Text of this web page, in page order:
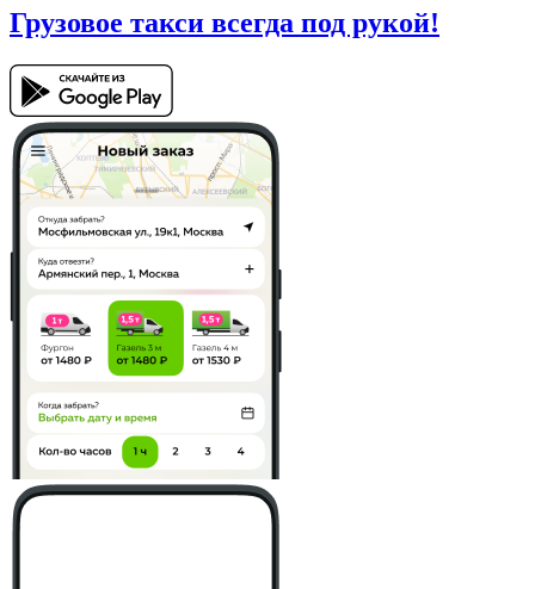
Грузовое такси всегда под рукой!